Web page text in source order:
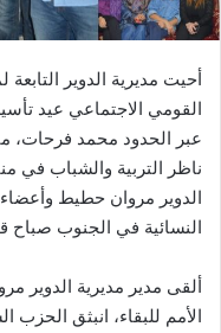
أحيت مديرية الدوير
القومي الاجتماعي عيد
عبر الحدود محمد فرحات،
ناظر التربية والشباب في
الدوير مروان حطيط
النسائية في الجنوب صباح
ألقى مدير مديرية الدوير
الأمم للبقاء، انبثق